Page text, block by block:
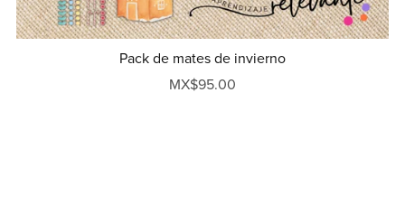
Pack de mates de invierno
MX$95.00